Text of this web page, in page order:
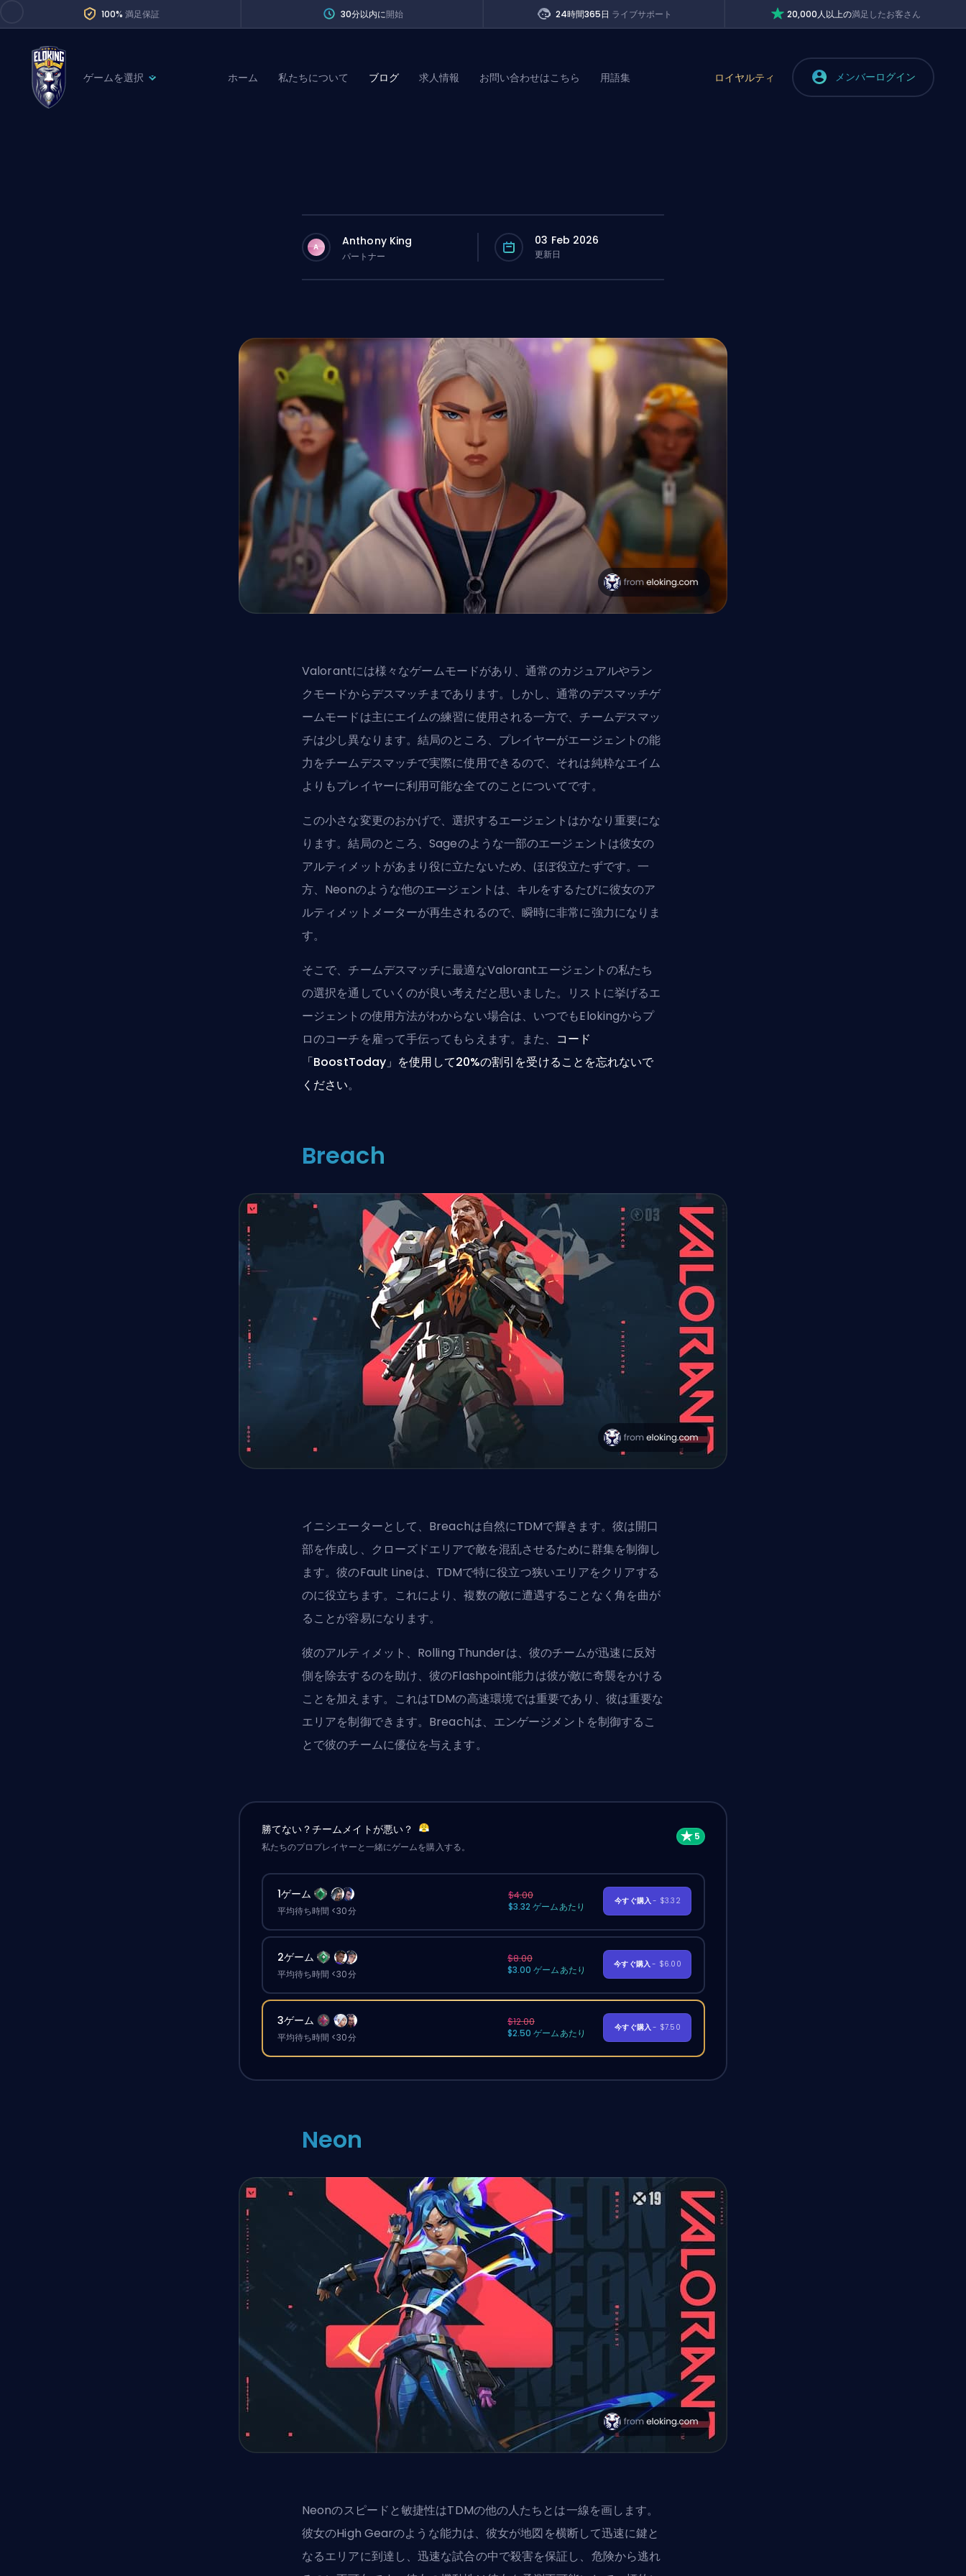
100% 満足保証 30分以内に開始 24時間365日 ライブサポート 20,000人以上の満足したお客さん
ゲームを選択 ホーム 私たちについて ブログ 求人情報 お問い合わせはこちら 用語集 ロイヤルティ メンバーログイン
A Anthony King
パートナー
03 Feb 2026
更新日
Valorantには様々なゲームモードがあり、通常のカジュアルやラン
クモードからデスマッチまであります。しかし、通常のデスマッチゲ
ームモードは主にエイムの練習に使用される一方で、チームデスマッ
チは少し異なります。結局のところ、プレイヤーがエージェントの能
力をチームデスマッチで実際に使用できるので、それは純粋なエイム
よりもプレイヤーに利用可能な全てのことについてです。
この小さな変更のおかげで、選択するエージェントはかなり重要にな
ります。結局のところ、Sageのような一部のエージェントは彼女の
アルティメットがあまり役に立たないため、ほぼ役立たずです。一
方、Neonのような他のエージェントは、キルをするたびに彼女のア
ルティメットメーターが再生されるので、瞬時に非常に強力になりま
す。
そこで、チームデスマッチに最適なValorantエージェントの私たち
の選択を通していくのが良い考えだと思いました。リストに挙げるエ
ージェントの使用方法がわからない場合は、いつでもElokingからプ
ロのコーチを雇って手伝ってもらえます。また、 コード
「BoostToday」を使用して20%の割引を受けることを忘れないで
ください。
Breach
イニシエーターとして、Breachは自然にTDMで輝きます。彼は開口
部を作成し、クローズドエリアで敵を混乱させるために群集を制御し
ます。彼のFault Lineは、TDMで特に役立つ狭いエリアをクリアする
のに役立ちます。これにより、複数の敵に遭遇することなく角を曲が
ることが容易になります。
彼のアルティメット、Rolling Thunderは、彼のチームが迅速に反対
側を除去するのを助け、彼のFlashpoint能力は彼が敵に奇襲をかける
ことを加えます。これはTDMの高速環境では重要であり、彼は重要な
エリアを制御できます。Breachは、エンゲージメントを制御するこ
とで彼のチームに優位を与えます。
勝てない？チームメイトが悪い？
私たちのプロプレイヤーと一緒にゲームを購入する。
1ゲーム
平均待ち時間 <30分
$4.00
$3.32 ゲームあたり
今すぐ購入- $3.32
2ゲーム
平均待ち時間 <30分
$8.00
$3.00 ゲームあたり
今すぐ購入- $6.00
3ゲーム
平均待ち時間 <30分
$12.00
$2.50 ゲームあたり
今すぐ購入- $7.50
Neon
Neonのスピードと敏捷性はTDMの他の人たちとは一線を画します。
彼女のHigh Gearのような能力は、彼女が地図を横断して迅速に鍵と
なるエリアに到達し、迅速な試合の中で殺害を保証し、危険から逃れ